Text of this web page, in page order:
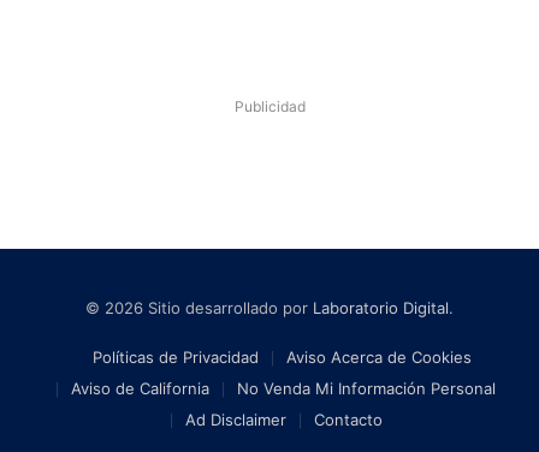
Publicidad
© 2026 Sitio desarrollado por Laboratorio Digital.
Políticas de Privacidad
Aviso Acerca de Cookies
Aviso de California
No Venda Mi Información Personal
Ad Disclaimer
Contacto